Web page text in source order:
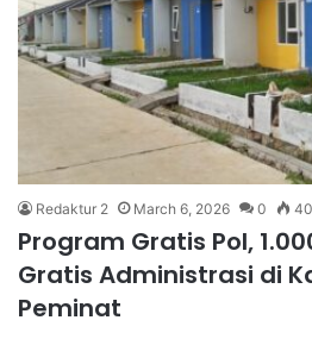
Redaktur 2 March 6, 2026 0
Program Gratis Pol,
Gratis Administrasi di
Peminat